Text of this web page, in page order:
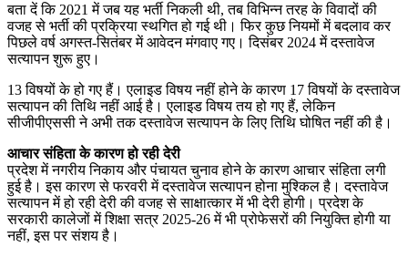
बता दें कि 2021 में जब यह भर्ती निकली थी, तब विभिन्न तरह के विवादों की
वजह से भर्ती की प्रक्रिया स्थगित हो गई थी। फिर कुछ नियमों में बदलाव कर
पिछले वर्ष अगस्त-सितंबर में आवेदन मंगवाए गए। दिसंबर 2024 में दस्तावेज
सत्यापन शुरू हुए।
13 विषयों के हो गए हैं। एलाइड विषय नहीं होने के कारण 17 विषयों के दस्तावेज
सत्यापन की तिथि नहीं आई है। एलाइड विषय तय हो गए हैं, लेकिन
सीजीपीएससी ने अभी तक दस्तावेज सत्यापन के लिए तिथि घोषित नहीं की है।
आचार संहिता के कारण हो रही देरी
प्रदेश में नगरीय निकाय और पंचायत चुनाव होने के कारण आचार संहिता लगी
हुई है। इस कारण से फरवरी में दस्तावेज सत्यापन होना मुश्किल है। दस्तावेज
सत्यापन में हो रही देरी की वजह से साक्षात्कार में भी देरी होगी। प्रदेश के
सरकारी कालेजों में शिक्षा सत्र 2025-26 में भी प्रोफेसरों की नियुक्ति होगी या
नहीं, इस पर संशय है।